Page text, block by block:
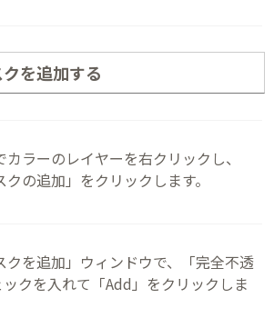
を追加する
ラーのレイヤーを右クリックし、
クの追加」をクリックします。
クを追加」ウィンドウで、「完全不透
クを入れて「Add」をクリックしま